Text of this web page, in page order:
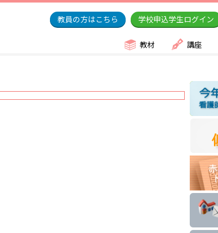
教員の方はこちら 学校申込学生ログイン
教材 講座